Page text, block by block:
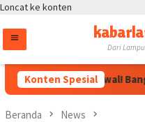
Loncat ke konten
Dari
Konten Spesial
Dikawal! Bang Jali
Beranda News